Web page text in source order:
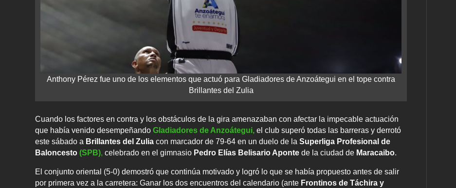
Anthony Pérez fue uno de los elementos que actuó para Gladiadores de Anzoátegui en el tope contra
Brillantes del Zulia
Cuando los factores en contra y los obstáculos de la gira amenazaban con afectar la impecable actuación
que había venido desempeñando Gladiadores de Anzoátegui, el club superó todas las barreras y derrotó
este sábado a Brillantes del Zulia con marcador de 79-64 en un duelo de la Superliga Profesional de
Baloncesto (SPB), celebrado en el gimnasio Pedro Elías Belisario Aponte de la ciudad de Maracaibo.
El conjunto oriental (5-0) demostró que continúa motivado y logró lo que se había propuesto antes de salir
por primera vez a la carretera: Ganar los dos encuentros del calendario (ante Frontinos de Táchira y